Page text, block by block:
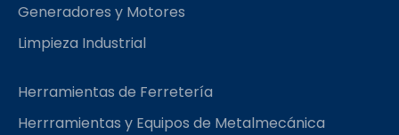
Generadores y Motores
Limpieza Industrial
Herramientas de Ferretería
Herrramientas y Equipos de Metalmecánica